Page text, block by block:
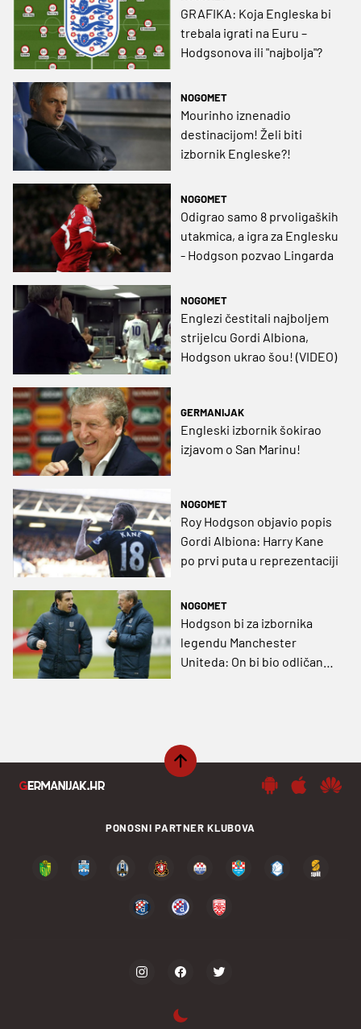
GRAFIKA: Koja Engleska bi
trebala igrati na Euru –
Hodgsonova ili "najbolja"?
NOGOMET
Mourinho iznenadio
destinacijom! Želi biti
izbornik Engleske?!
NOGOMET
Odigrao samo 8 prvoligaških
utakmica, a igra za Englesku
- Hodgson pozvao Lingarda
NOGOMET
Englezi čestitali najboljem
strijelcu Gordi Albiona,
Hodgson ukrao šou! (VIDEO)
GERMANIJAK
Engleski izbornik šokirao
izjavom o San Marinu!
NOGOMET
Roy Hodgson objavio popis
Gordi Albiona: Harry Kane
po prvi puta u reprezentaciji
NOGOMET
Hodgson bi za izbornika
legendu Manchester
Uniteda: On bi bio odličan
PONOSNI PARTNER KLUBOVA